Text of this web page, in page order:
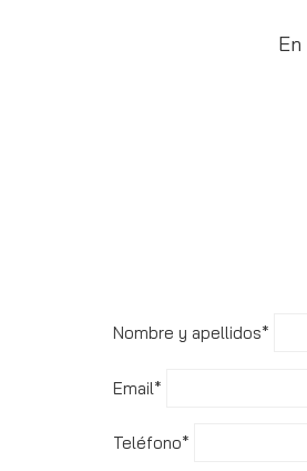
En
Nombre y apellidos*
Email*
Teléfono*